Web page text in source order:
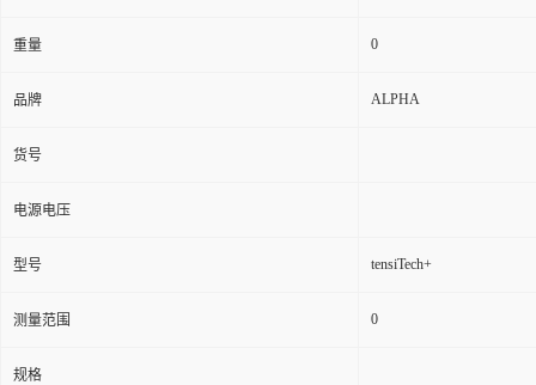
重量 0
品牌 ALPHA
货号
电源电压
型号 tensiTech+
测量范围 0
规格